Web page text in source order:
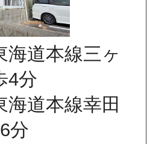
海道本線三ヶ
4分
海道本線幸田
分